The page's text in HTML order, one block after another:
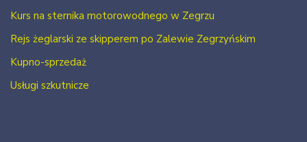
Kurs na sternika motorowodnego w Zegrzu
Rejs żeglarski ze skipperem po Zalewie Zegrzyńskim
Kupno-sprzedaż
Usługi szkutnicze